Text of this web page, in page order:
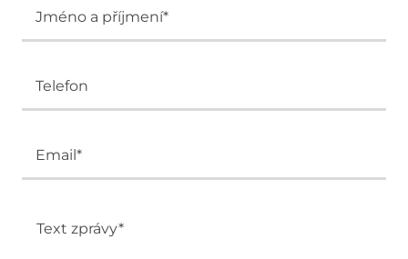
Jméno a příjmení*
Telefon
Email*